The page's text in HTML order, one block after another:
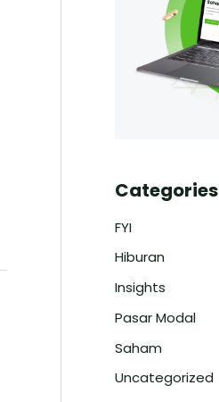
Categories
FYI
Hiburan
Insights
Pasar Modal
Saham
Uncategorized